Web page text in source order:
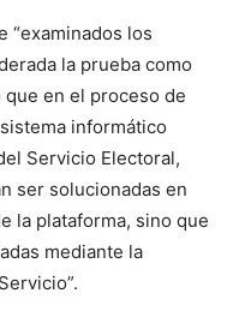
“examinados los
la prueba como
en el proceso de
informático
Servicio Electoral,
ser solucionadas en
la plataforma, sino que
mediante la